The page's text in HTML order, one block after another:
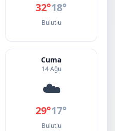
32°18°
Bulutlu
Cuma
14 Ağu
☁️
29°17°
Bulutlu